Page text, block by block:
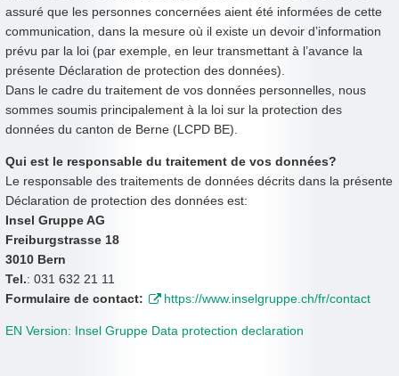
assuré que les personnes concernées aient été informées de cette
communication, dans la mesure où il existe un devoir d’information
prévu par la loi (par exemple, en leur transmettant à l’avance la
présente Déclaration de protection des données).
Dans le cadre du traitement de vos données personnelles, nous
sommes soumis principalement à la loi sur la protection des
données du canton de Berne (LCPD BE).
Qui est le responsable du traitement de vos données?
Le responsable des traitements de données décrits dans la présente
Déclaration de protection des données est:
Insel Gruppe AG
Freiburgstrasse 18
3010 Bern
Tel.: 031 632 21 11
Formulaire de contact:
https://www.inselgruppe.ch/fr/contact
EN Version: Insel Gruppe Data protection declaration